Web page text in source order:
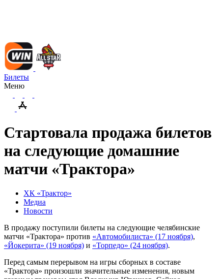
Билеты
Меню
Стартовала продажа билетов
на следующие домашние
матчи «Трактора»
ХК «Трактор»
Медиа
Новости
В продажу поступили билеты на следующие челябинские
матчи «Трактора» против «Автомобилиста» (17 ноября),
«Йокерита» (19 ноября) и «Торпедо» (24 ноября).
Перед самым перерывом на игры сборных в составе
«Трактора» произошли значительные изменения, новым